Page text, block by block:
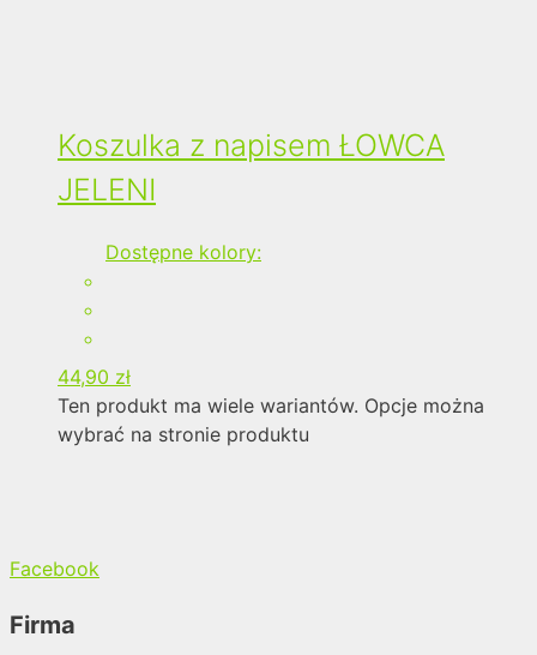
Koszulka z napisem ŁOWCA
JELENI
Dostępne kolory:
44,90 zł
Ten produkt ma wiele wariantów. Opcje można
wybrać na stronie produktu
Facebook
Firma